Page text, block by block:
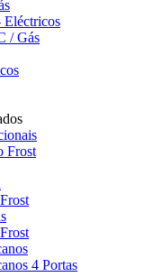
Eléctricos
/ Gás
Frost
4 Portas